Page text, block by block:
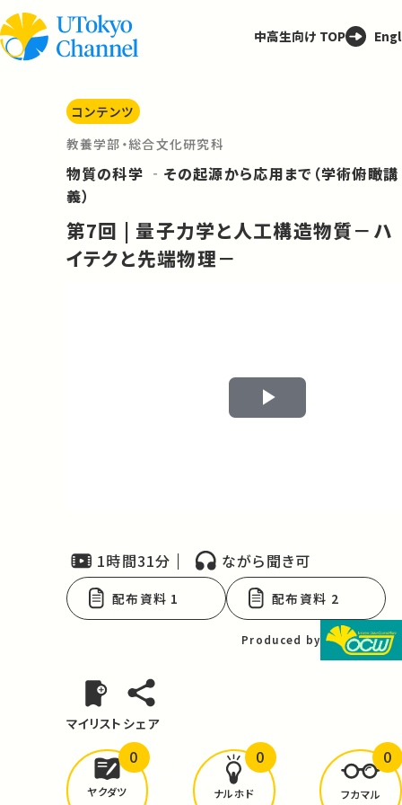
中高生向け TOP
コンテンツ
教養学部・総合文化研究科
物質の科学 ‐その起源から応用まで（学術俯瞰講
義）
第7回 | 量子力学と人工構造物質－ハ
イテクと先端物理－
Play
1時間31分 ながら聞き可
配布資料 1 配布資料 2
Produced by
マイリスト シェア
どんな学びがありましたか？
ヤクダツ
0
ナルホド
0
フカマル
0